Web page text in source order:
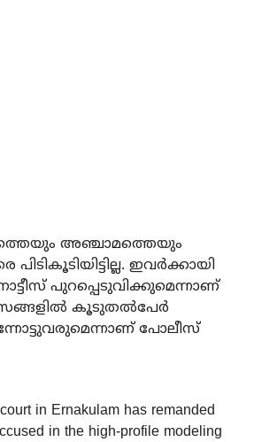
അഞ്ചാമത്തെയും
ഇവര്‍ക്കായി
പുറപ്പെടുവിക്കുമെന്നാണ്
കൂടുതല്‍പേര്‍
പോലീസ്
in Ernakulam has remanded
in the high-profile modeling